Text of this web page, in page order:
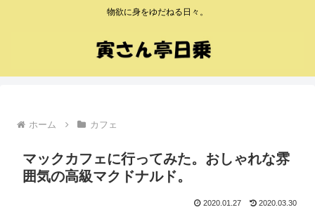
物欲に身をゆだねる日々。
ホーム カフェ
マックカフェに行ってみた。おしゃれな雰
囲気の高級マクドナルド。
2020.01.27 2020.03.30